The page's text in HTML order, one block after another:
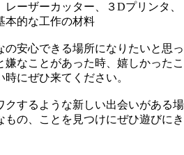
ーザーカッター、３Dプリンタ、
本的な工作の材料
の安心できる場所になりたいと思っ
なことがあった時、嬉しかったこ
にぜひ来てください。
クするような新しい出会いがある場
もの、ことを見つけにぜひ遊びにき